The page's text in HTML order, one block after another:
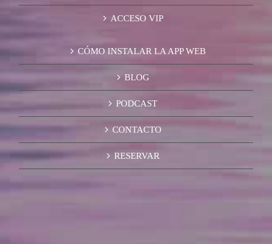
ACCESO VIP
CÓMO INSTALAR LA APP WEB
BLOG
PODCAST
CONTACTO
RESERVAR